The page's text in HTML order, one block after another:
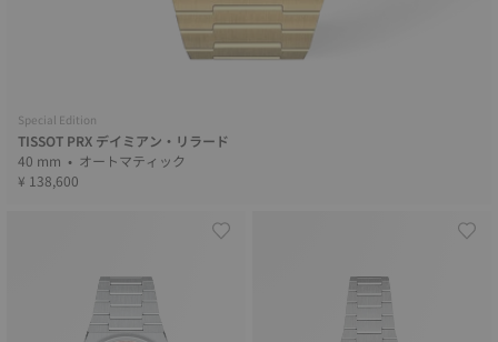
Special Edition
TISSOT PRX デイミアン・リラード
40 mm • オートマティック
¥ 138,600